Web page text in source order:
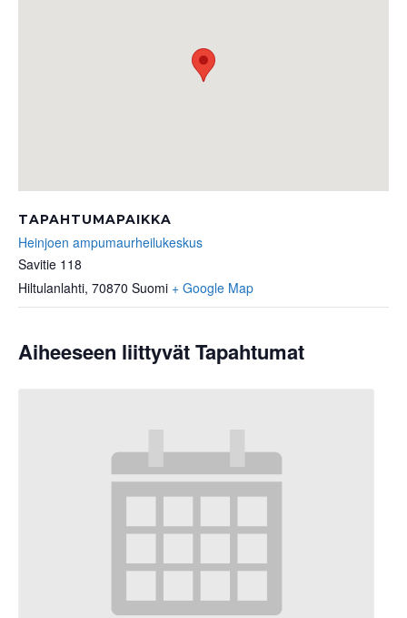
TAPAHTUMAPAIKKA
Heinjoen ampumaurheilukeskus
Savitie 118
Hiltulanlahti, 70870 Suomi + Google Map
Aiheeseen liittyvät Tapahtumat